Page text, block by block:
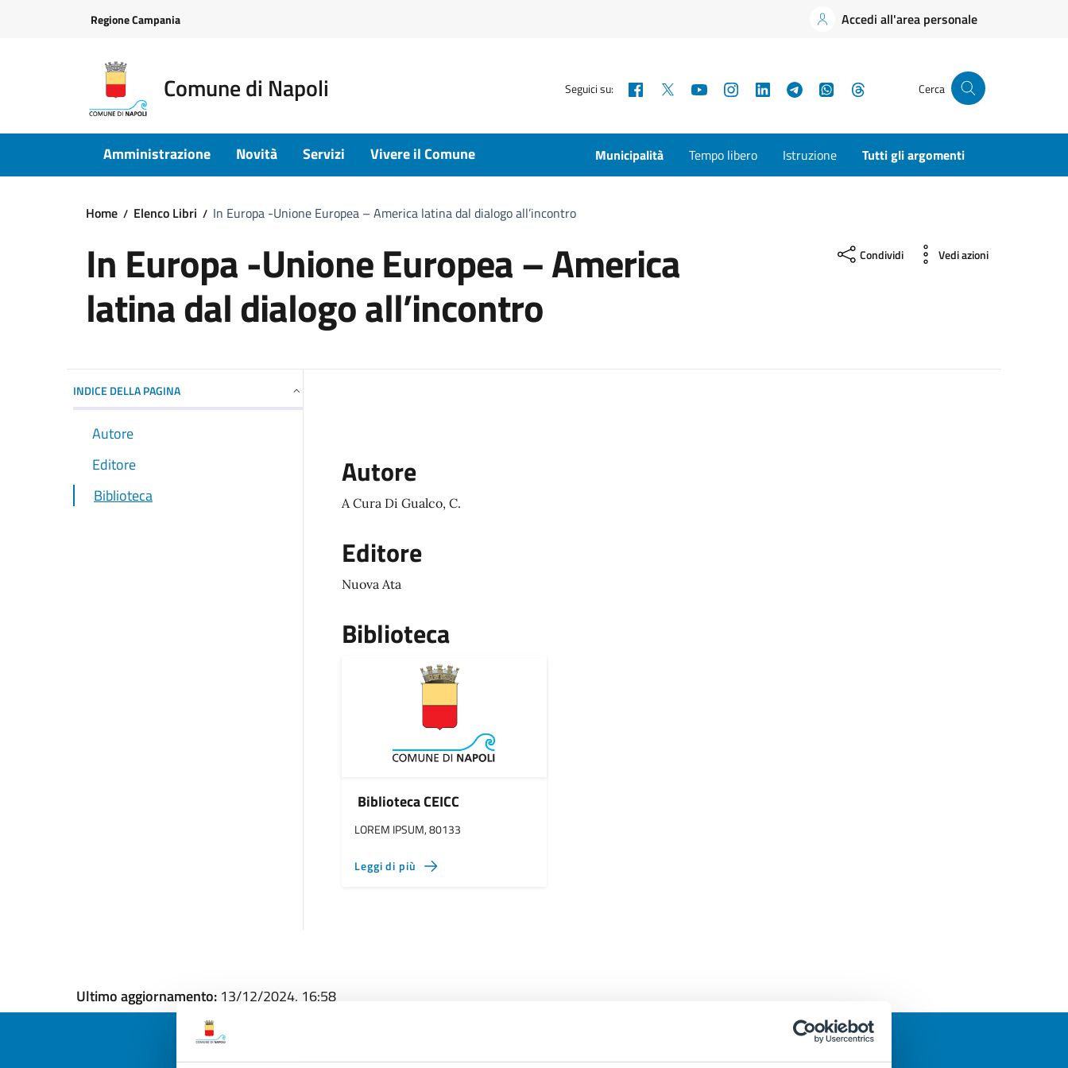
Regione Campania Accedi all'area personale
Comune di Napoli Seguici su: Facebook YouTubeInstagramLinkedInTelegramWhatsApp Cerca
Amministrazione Novità Servizi Vivere il Comune Municipalità Tempo libero Istruzione Tutti gli argomenti
Home Elenco Libri In Europa -Unione Europea – America latina dal dialogo all’incontro
In Europa -Unione Europea – America
latina dal dialogo all’incontro
Condividi Vedi azioni
INDICE DELLA PAGINA
Autore
Editore
Biblioteca
Autore
A Cura Di Gualco, C.
Editore
Nuova Ata
Biblioteca
Biblioteca CEICC
LOREM IPSUM, 80133
Leggi di più
Ultimo aggiornamento: 13/12/2024, 16:58